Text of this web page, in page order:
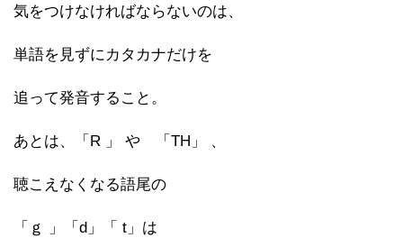
気をつけなければならないのは、
単語を見ずにカタカナだけを
追って発音すること。
あとは、「R 」 や 「TH」 、
聴こえなくなる語尾の
「ｇ 」「d」「 t」は